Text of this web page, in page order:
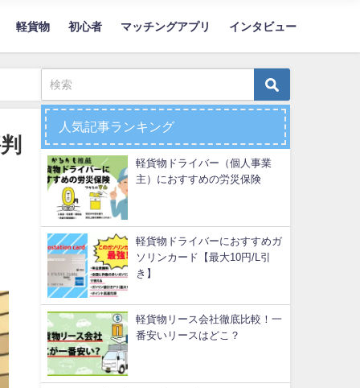
軽貨物 初心者 マッチングアプリ インタビュー
人気記事ランキング
軽貨物ドライバー（個人事業
主）におすすめの労災保険
軽貨物ドライバーにおすすめガ
ソリンカード【最大10円/L引
き】
軽貨物リース会社徹底比較！一
番安いリースはどこ？